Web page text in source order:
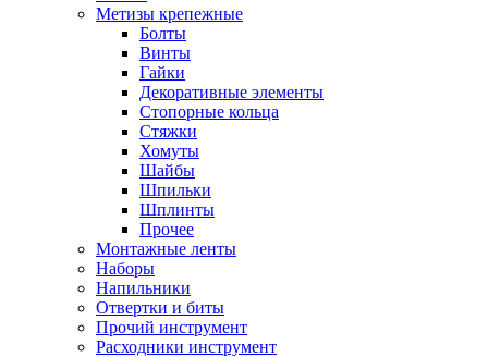
Метизы крепежные
Болты
Винты
Гайки
Декоративные элементы
Стопорные кольца
Стяжки
Хомуты
Шайбы
Шпильки
Шплинты
Прочее
Монтажные ленты
Наборы
Напильники
Отвертки и биты
Прочий инструмент
Расходники инструмент